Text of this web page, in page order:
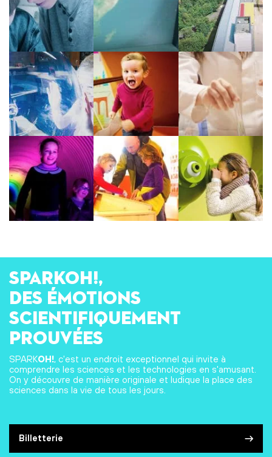
Billetterie
SPARKOH!,
des émotions
scientifiquement
prouvées
SPARKOH!, c'est un endroit exceptionnel qui invite à
comprendre les sciences et les technologies en s'amusant.
On y découvre de manière originale et ludique la place des
sciences dans la vie de tous les jours.